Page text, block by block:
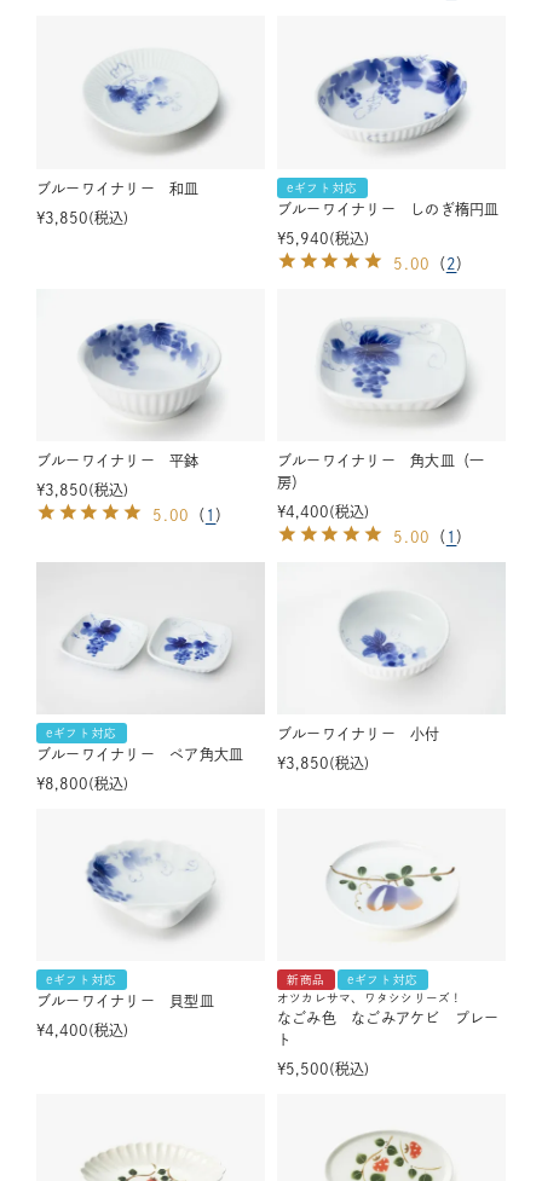
ブルーワイナリー 和皿
¥3,850 税込
eギフト対応
ブルーワイナリー しのぎ楕円皿
¥5,940 税込
5.00
（ 2）
ブルーワイナリー 平鉢
¥3,850 税込
5.00
（ 1 ）
ブルーワイナリー 角大皿（一
房）
¥4,400 税込
5.00
（ 1 ）
eギフト対応
ブルーワイナリー ペア角大皿
¥8,800 税込
ブルーワイナリー 小付
¥3,850 税込
eギフト対応
ブルーワイナリー 貝型皿
¥4,400 税込
新商品
eギフト対応
オツカレサマ、ワタシシリーズ！
なごみ色 なごみアケビ プレー
ト
¥5,500 税込